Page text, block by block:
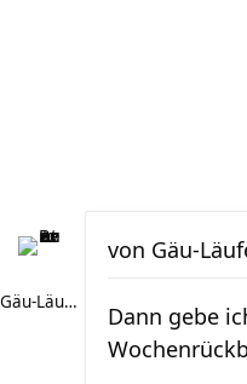
Gäu-Läufer
von Gäu-
Dann gebe